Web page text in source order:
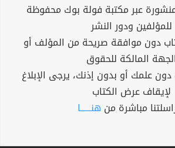
عبر مكتبة فولة بوك محفوظة
للمؤلفين ودور النشر
دون موافقة صريحة من المؤلف أو
الجهة المالكة للحقوق
علمك أو بدون إذنك، يرجى الإبلاغ
لإيقاف عرض الكتاب
مباشرة من هنــــــا